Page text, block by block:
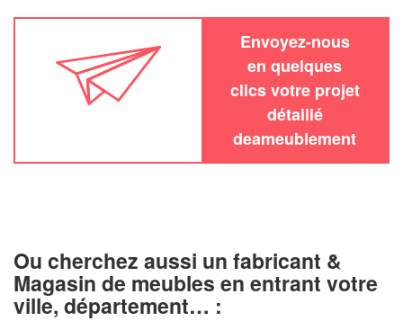
Envoyez-nous
en quelques
clics votre projet
détaillé
deameublement
Ou cherchez aussi un fabricant &
Magasin de meubles en entrant votre
ville, département… :